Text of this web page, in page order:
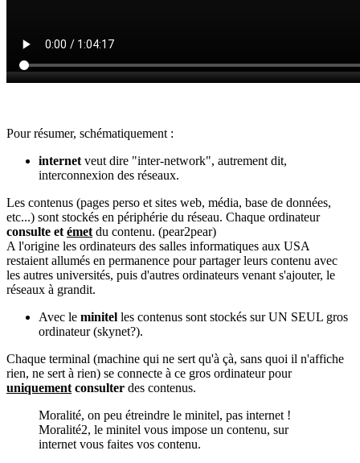
Pour résumer, schématiquement :
internet veut dire "inter-network", autrement dit,
interconnexion des réseaux.
Les contenus (pages perso et sites web, média, base de données,
etc...) sont stockés en périphérie du réseau. Chaque ordinateur
consulte et émet du contenu. (pear2pear)
A l'origine les ordinateurs des salles informatiques aux USA
restaient allumés en permanence pour partager leurs contenu avec
les autres universités, puis d'autres ordinateurs venant s'ajouter, le
réseaux à grandit.
Avec le minitel les contenus sont stockés sur UN SEUL gros
ordinateur (skynet?).
Chaque terminal (machine qui ne sert qu'à çà, sans quoi il n'affiche
rien, ne sert à rien) se connecte à ce gros ordinateur pour
uniquement consulter des contenus.
Moralité, on peu étreindre le minitel, pas internet !
Moralité2, le minitel vous impose un contenu, sur
internet vous faites vos contenu.